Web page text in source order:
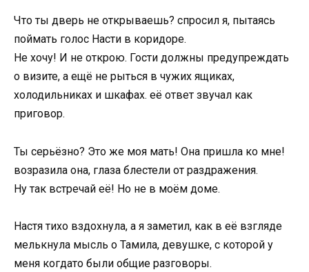
Что ты дверь не открываешь? спросил я, пытаясь
поймать голос Насти в коридоре.
Не хочу! И не открою. Гости должны предупреждать
о визите, а ещё не рыться в чужих ящиках,
холодильниках и шкафах. её ответ звучал как
приговор.
Ты серьёзно? Это же моя мать! Она пришла ко мне!
возразила она, глаза блестели от раздражения.
Ну так встречай её! Но не в моём доме.
Настя тихо вздохнула, а я заметил, как в её взгляде
мелькнула мысль о Тамила, девушке, с которой у
меня когдато были общие разговоры.